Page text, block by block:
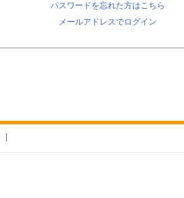
パスワードを忘れた方はこちら
メールアドレスでログイン